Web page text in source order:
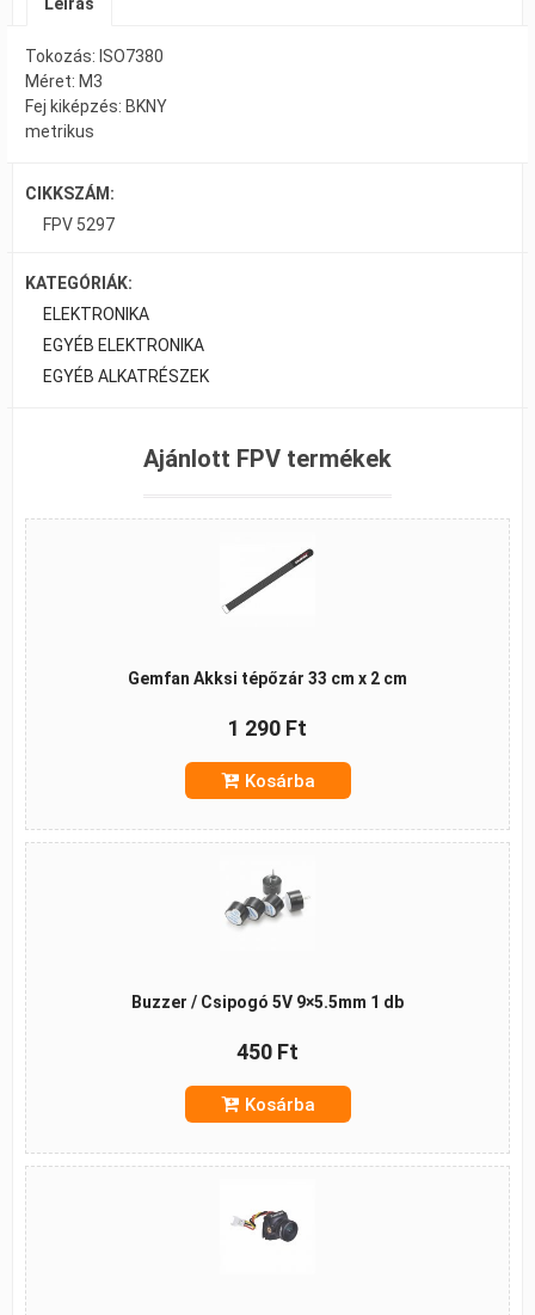
Tokozás: ISO7380
Méret: M3
Fej kiképzés: BKNY
metrikus
CIKKSZÁM:
FPV 5297
KATEGÓRIÁK:
ELEKTRONIKA
EGYÉB ELEKTRONIKA
EGYÉB ALKATRÉSZEK
Ajánlott FPV termékek
Gemfan Akksi tépőzár 33 cm x 2 cm
1 290 Ft
Kosárba
Buzzer / Csipogó 5V 9×5.5mm 1 db
450 Ft
Kosárba